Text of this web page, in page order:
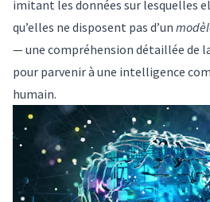
imitant les données sur lesquelles
qu’elles ne disposent pas d’un
— une compréhension détaillée de
pour parvenir à une intelligence
humain.